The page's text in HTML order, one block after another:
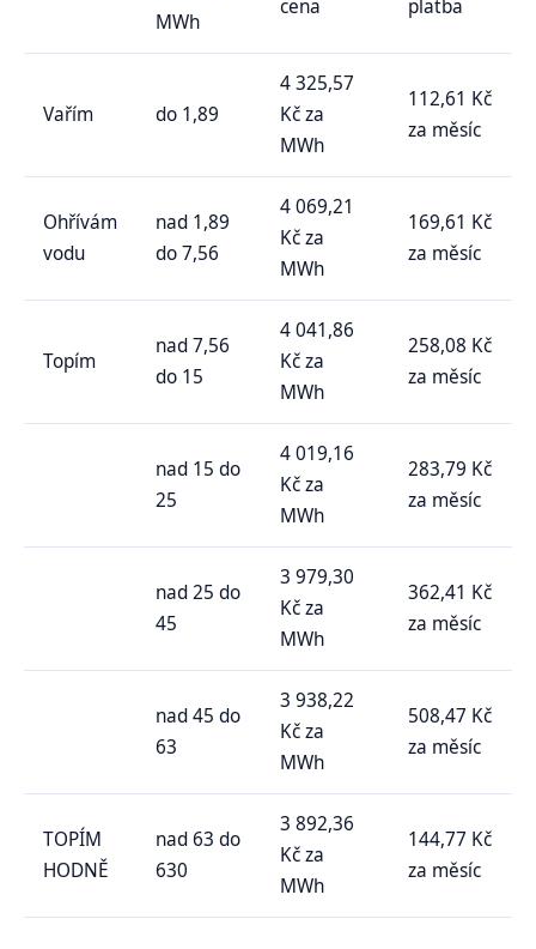
MWh
cena
platba
Vařím do 1,89
4 325,57
Kč za
MWh
112,61 Kč
za měsíc
Ohřívám
vodu
nad 1,89
do 7,56
4 069,21
Kč za
MWh
169,61 Kč
za měsíc
Topím
nad 7,56
do 15
4 041,86
Kč za
MWh
258,08 Kč
za měsíc
nad 15 do
25
4 019,16
Kč za
MWh
283,79 Kč
za měsíc
nad 25 do
45
3 979,30
Kč za
MWh
362,41 Kč
za měsíc
nad 45 do
63
3 938,22
Kč za
MWh
508,47 Kč
za měsíc
TOPÍM
HODNĚ
nad 63 do
630
3 892,36
Kč za
MWh
144,77 Kč
za měsíc